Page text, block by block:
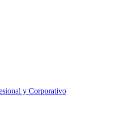
y Corporativo